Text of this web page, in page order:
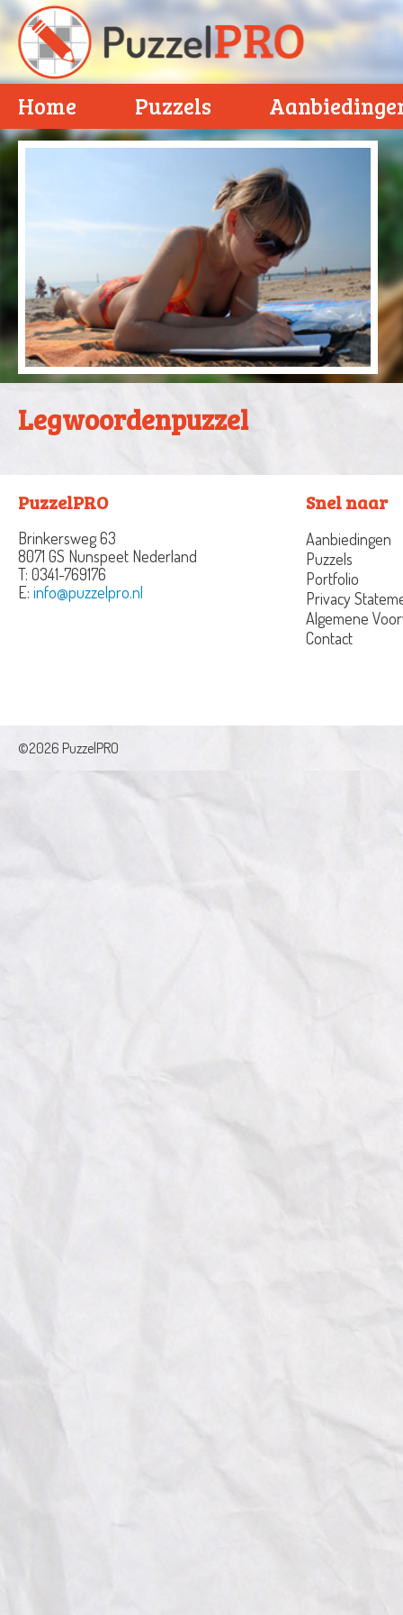
Home Puzzels
Legwoordenpuzzel
PuzzelPRO
Brinkersweg 63
8071 GS Nunspeet Nederland
T: 0341-769176
E: info@puzzelpro.nl
Snel naar
Aanbiedingen
Puzzels
Portfolio
Privacy
Algemene
Contact
©2026 PuzzelPRO